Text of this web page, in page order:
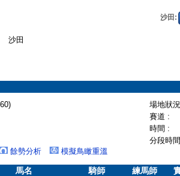
沙田:
沙田
場地狀
賽道 :
時間 :
分段時
餘勢分析 模擬鳥瞰重溫
馬名 騎師 練馬師